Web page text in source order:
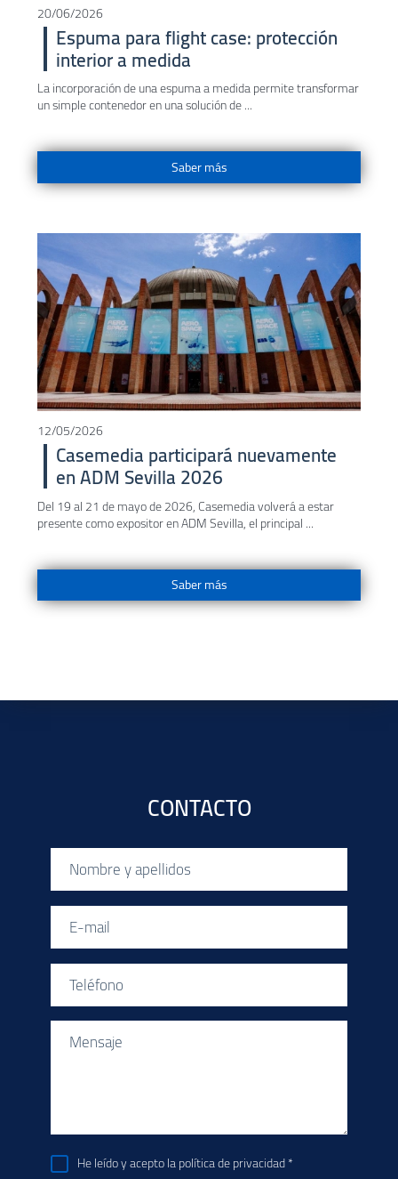
20/06/2026
Espuma para flight case: protección
interior a medida
La incorporación de una espuma a medida permite transformar
un simple contenedor en una solución de ...
Saber más
12/05/2026
Casemedia participará nuevamente
en ADM Sevilla 2026
Del 19 al 21 de mayo de 2026, Casemedia volverá a estar
presente como expositor en ADM Sevilla, el principal ...
Saber más
CONTACTO
He leído y acepto lapolítica de privacidad *